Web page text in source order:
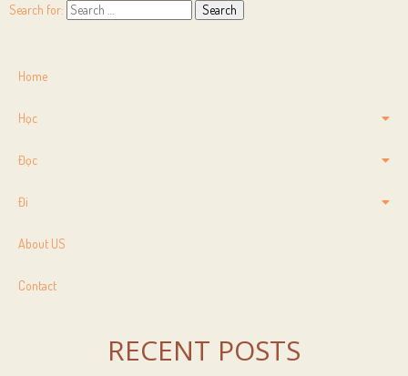
Search for:
Home
Học
Đọc
Đi
About US
Contact
RECENT POSTS